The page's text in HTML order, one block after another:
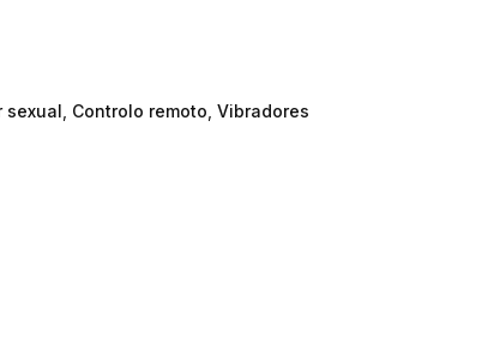
sexual Controlo remoto Vibradores